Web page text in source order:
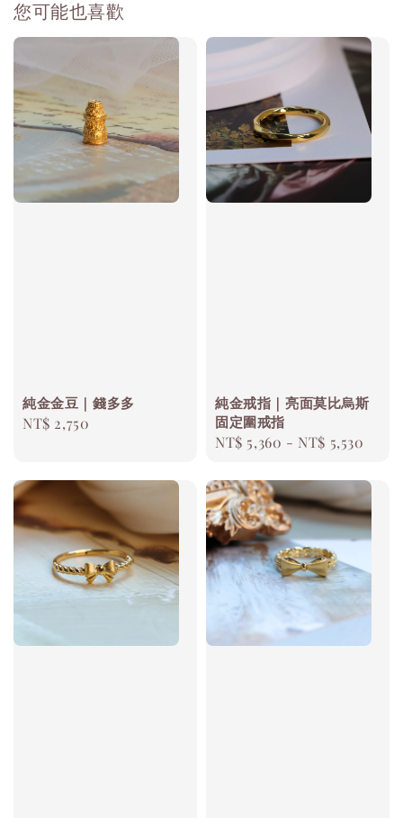
您可能也喜歡
純金金豆｜錢多多
Regular
NT$ 2,750
純金戒指｜亮面莫比烏斯
固定圍戒指
Regular
NT$ 5,360 - NT$ 5,530